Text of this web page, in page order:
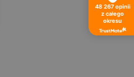
48 267 opinii
z całego
okresu